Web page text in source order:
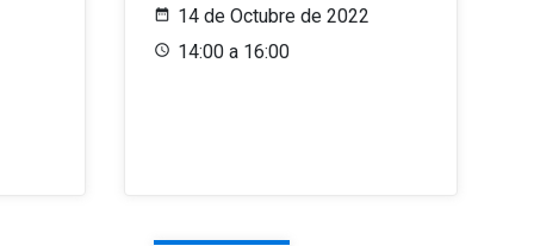
14 de Octubre de 2022
14:00 a 16:00